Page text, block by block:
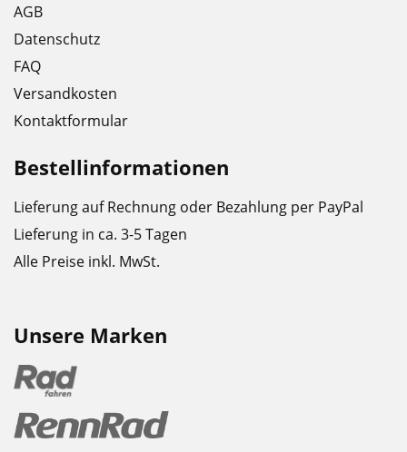
AGB
Datenschutz
FAQ
Versandkosten
Kontaktformular
Bestellinformationen
Lieferung auf Rechnung oder Bezahlung per PayPal
Lieferung in ca. 3-5 Tagen
Alle Preise inkl. MwSt.
Unsere Marken